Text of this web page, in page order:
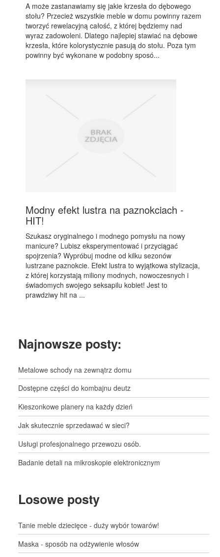
A może zastanawiamy się jakie krzesła do dębowego
stołu? Przecież wszystkie meble w domu powinny razem
tworzyć rewelacyjną całość, z której będziemy nad
wyraz zadowoleni. Dlatego najlepiej stawiać na dębowe
krzesła, które kolorystycznie pasują do stołu. Poza tym
powinny być wykonane w podobny sposó...
Modny efekt lustra na paznokciach -
HIT!
Szukasz oryginalnego i modnego pomysłu na nowy
manicure? Lubisz eksperymentować i przyciągać
spojrzenia? Wypróbuj modne od kilku sezonów
lustrzane paznokcie. Efekt lustra to wyjątkowa stylizacja,
z której korzystają miliony modnych, nowoczesnych i
świadomych swojego seksapilu kobiet! Jest to
prawdziwy hit na ...
Najnowsze posty:
Metalowe schody na zewnątrz domu
Dostępne części do kombajnu deutz
Kieszonkowe planery na każdy dzień
Jak skutecznie sprzedawać w sieci?
Usługi profesjonalnego przewozu osób.
Badanie detali na mikroskopie elektronicznym
Losowe posty
Tanie meble dziecięce - duży wybór towarów!
Maska - sposób na odżywienie włosów